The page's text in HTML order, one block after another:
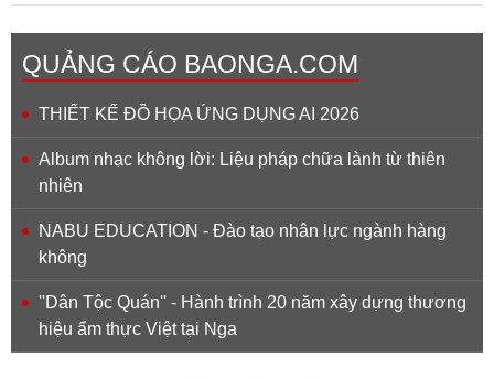
QUẢNG CÁO BAONGA.COM
THIẾT KẾ ĐỒ HỌA ỨNG DỤNG AI 2026
Album nhạc không lời: Liệu pháp chữa lành từ thiên
nhiên
NABU EDUCATION - Đào tạo nhân lực ngành hàng
không
''Dân Tộc Quán'' - Hành trình 20 năm xây dựng thương
hiệu ẩm thực Việt tại Nga